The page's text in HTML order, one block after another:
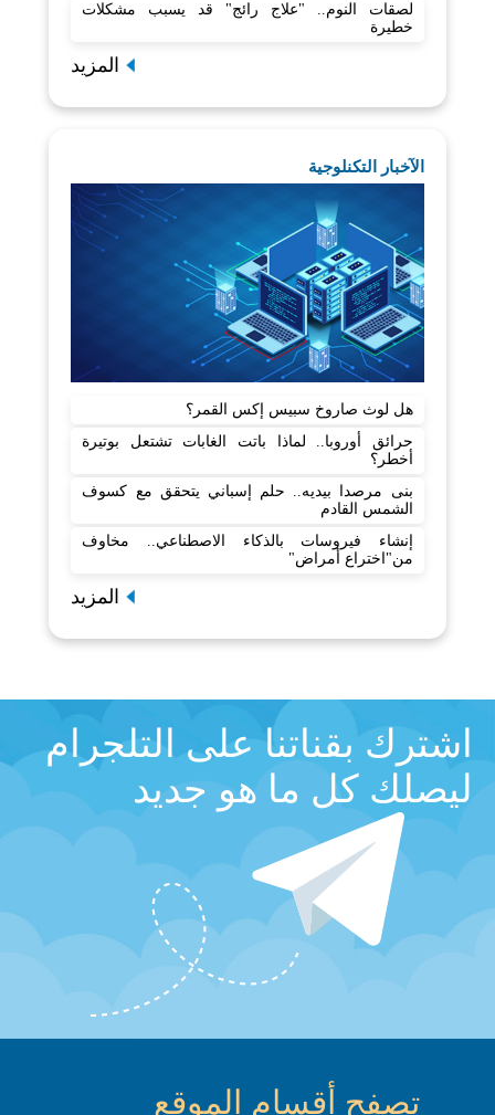
لصقات النوم.. "علاج رائج" قد يسبب مشكلات
خطيرة
المزيد
الآخبار التكنلوجية
هل لوث صاروخ سبيس إكس القمر؟
حرائق أوروبا.. لماذا باتت الغابات تشتعل بوتيرة
أخطر؟
بنى مرصدا بيديه.. حلم إسباني يتحقق مع كسوف
الشمس القادم
إنشاء فيروسات بالذكاء الاصطناعي.. مخاوف
من"اختراع أمراض"
المزيد
اشترك بقناتنا على التلجرام
ليصلك كل ما هو جديد
تصفح أقسام الموقع